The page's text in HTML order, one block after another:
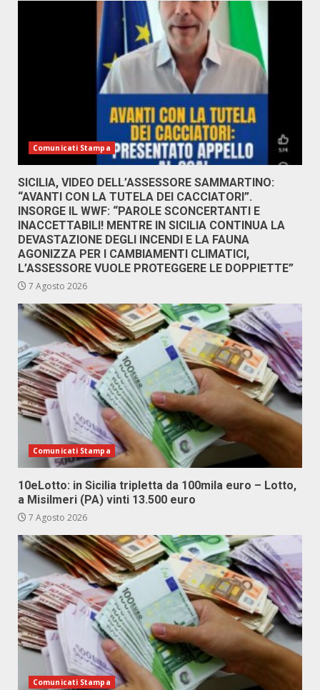
Comunicati Stampa
SICILIA, VIDEO DELL’ASSESSORE SAMMARTINO:
“AVANTI CON LA TUTELA DEI CACCIATORI”.
INSORGE IL WWF: “PAROLE SCONCERTANTI E
INACCETTABILI! MENTRE IN SICILIA CONTINUA LA
DEVASTAZIONE DEGLI INCENDI E LA FAUNA
AGONIZZA PER I CAMBIAMENTI CLIMATICI,
L’ASSESSORE VUOLE PROTEGGERE LE DOPPIETTE”
7 Agosto 2026
Comunicati Stampa
10eLotto: in Sicilia tripletta da 100mila euro – Lotto,
a Misilmeri (PA) vinti 13.500 euro
7 Agosto 2026
Comunicati Stampa